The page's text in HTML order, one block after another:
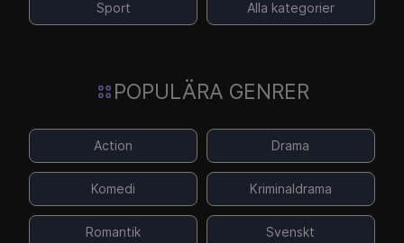
Sport Alla kategorier
POPULÄRA GENRER
Action Drama
Komedi Kriminaldrama
Romantik Svenskt